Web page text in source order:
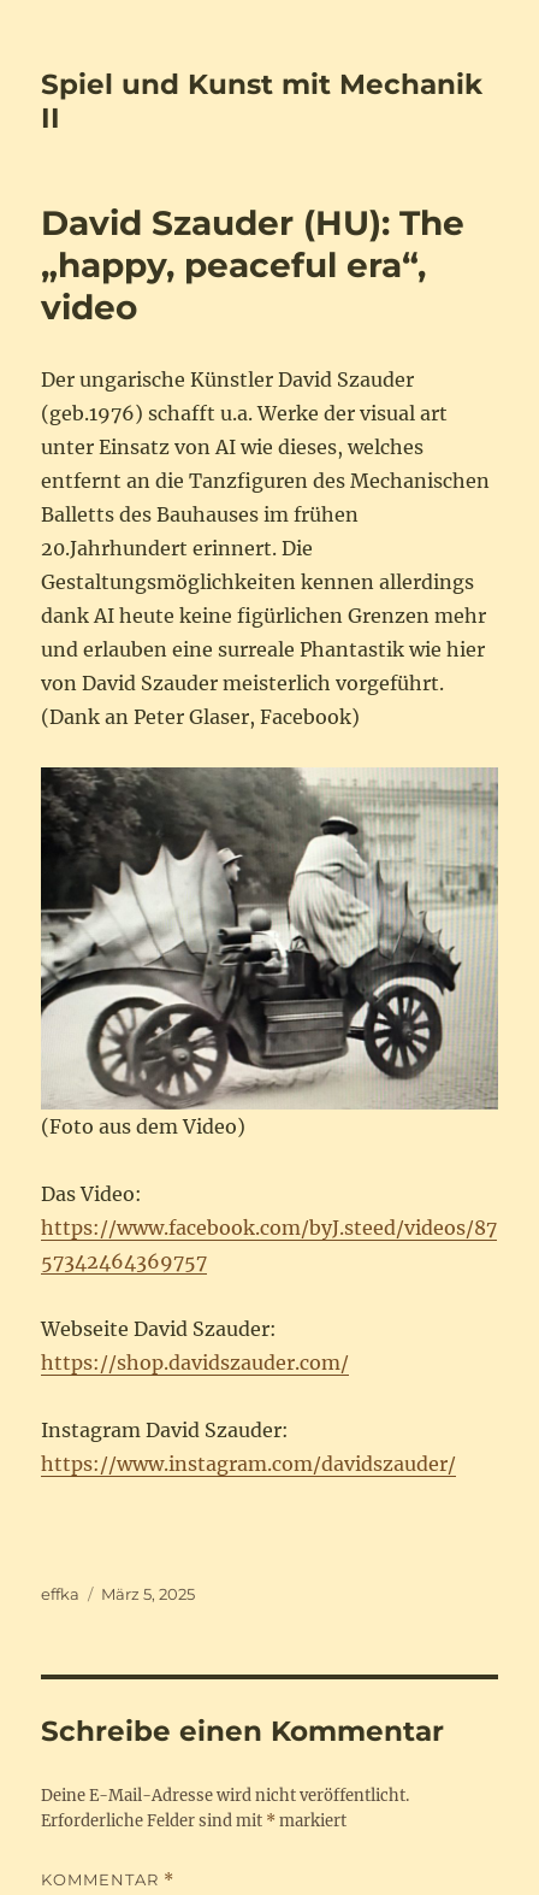
Spiel und Kunst mit Mechanik
II
David Szauder (HU): The
„happy, peaceful era“,
video
Der ungarische Künstler David Szauder
(geb.1976) schafft u.a. Werke der visual art
unter Einsatz von AI wie dieses, welches
entfernt an die Tanzfiguren des Mechanischen
Balletts des Bauhauses im frühen
20.Jahrhundert erinnert. Die
Gestaltungsmöglichkeiten kennen allerdings
dank AI heute keine figürlichen Grenzen mehr
und erlauben eine surreale Phantastik wie hier
von David Szauder meisterlich vorgeführt.
(Dank an Peter Glaser, Facebook)
(Foto aus dem Video)
Das Video:
https://www.facebook.com/byJ.steed/videos/87
57342464369757
Webseite David Szauder:
https://shop.davidszauder.com/
Instagram David Szauder:
https://www.instagram.com/davidszauder/
Autor
effka
Veröffentlicht
März 5, 2025
Schreibe einen Kommentar
Deine E-Mail-Adresse wird nicht veröffentlicht.
Erforderliche Felder sind mit * markiert
KOMMENTAR *